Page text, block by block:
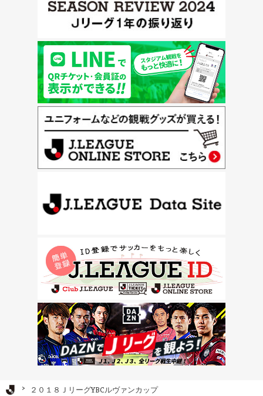
Ｊリーグ TOP
２０１８ＪリーグYBCルヴァンカップ